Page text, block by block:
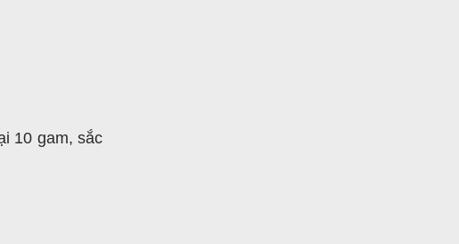
10 gam, sắc